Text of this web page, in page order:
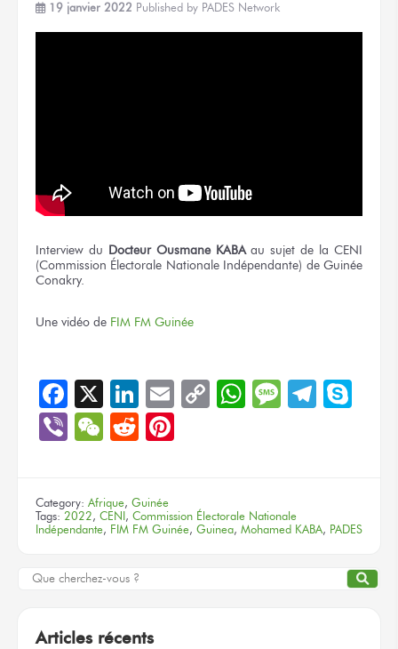
19 janvier 2022 Published by PADES Network
Interview du Docteur Ousmane KABAau sujet de la CENI
(Commission Électorale Nationale Indépendante) de Guinée
Conakry.
Une vidéo de FIM FM Guinée
Facebook
X LinkedIn
EmailCopyWhatsApp
Message
ViberWeChat
Reddit
Category: Afrique, Guinée
Tags: 2022, CENI, Commission Électorale Nationale
Indépendante, FIM FM Guinée, Guinea, Mohamed KABA, PADES
Articles récents